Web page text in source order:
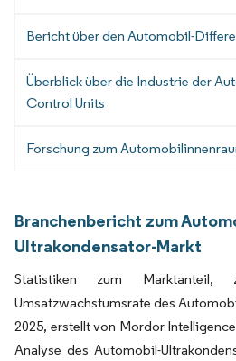
Bericht über den Automobil-
Überblick über die Industrie der
Control Units
Forschung zum
Branchenbericht zum
Ultrakondensator-Markt
Statistiken zum
Umsatzwachstumsrate des
2025, erstellt von Mordor
Analyse des Automobil-